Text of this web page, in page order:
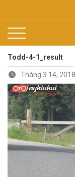
Xe đạp
Todd-4-1_result
Tháng 3 14, 2018